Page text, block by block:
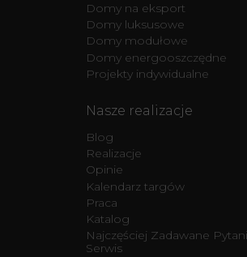
Domy na eksport
Domy luksusowe
Domy modułowe
Domy energooszczędne
Projekty indywidualne
Nasze realizacje
Blog
Realizacje
Opinie
Kalendarz targów
Praca
Katalog
Najczęściej Zadawane
Serwis